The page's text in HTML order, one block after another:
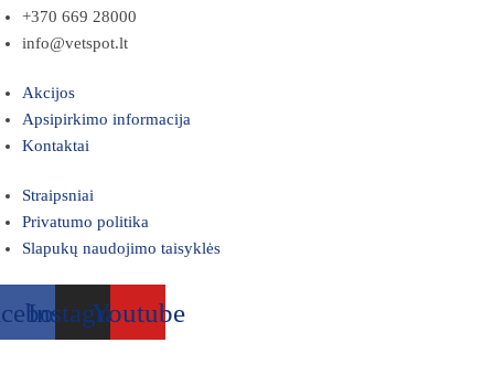
+370 669 28000
info@vetspot.lt
Akcijos
Apsipirkimo informacija
Kontaktai
Straipsniai
Privatumo politika
Slapukų naudojimo taisyklės
InstagramYoutube